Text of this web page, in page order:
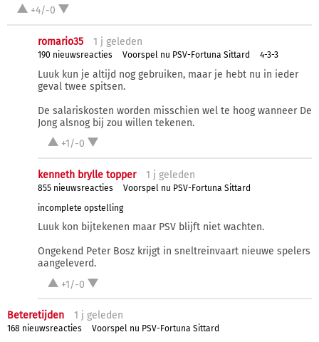
+4/-0
romario35 1 j geleden
190 nieuwsreacties Voorspel nu PSV-Fortuna Sittard 4-3-3
Luuk kun je altijd nog gebruiken, maar je hebt nu in ieder
geval twee spitsen.
De salariskosten worden misschien wel te hoog wanneer De
Jong alsnog bij zou willen tekenen.
+1/-0
kenneth brylle topper 1 j geleden
855 nieuwsreacties
Voorspel nu PSV-Fortuna Sittard
incomplete opstelling
Luuk kon bijtekenen maar PSV blijft niet wachten.
Ongekend Peter Bosz krijgt in sneltreinvaart nieuwe spelers
aangeleverd.
+1/-0
Beteretijden 1 j geleden
168 nieuwsreacties
Voorspel nu PSV-Fortuna Sittard